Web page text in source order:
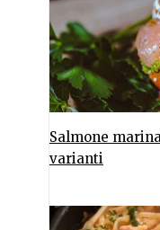
Salmone
varianti